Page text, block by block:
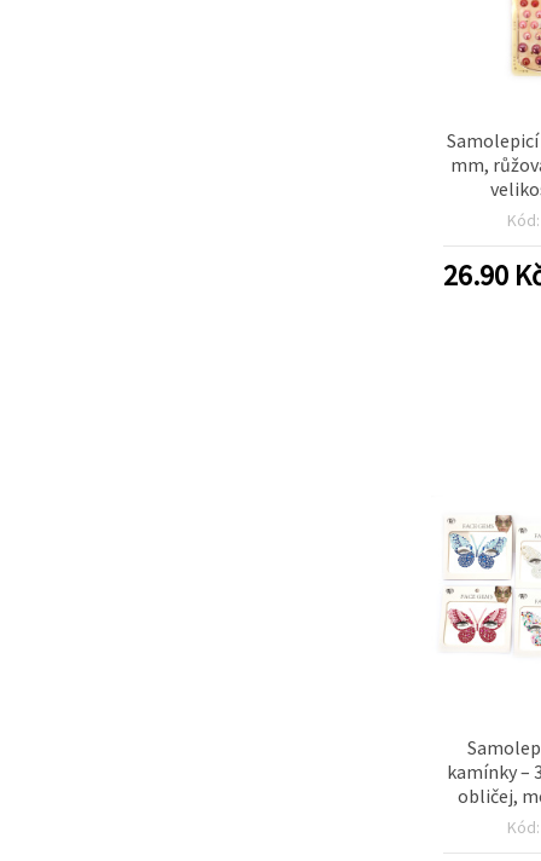
mm,
Kód:
26.90
kamínky –
obličej,
Kód: